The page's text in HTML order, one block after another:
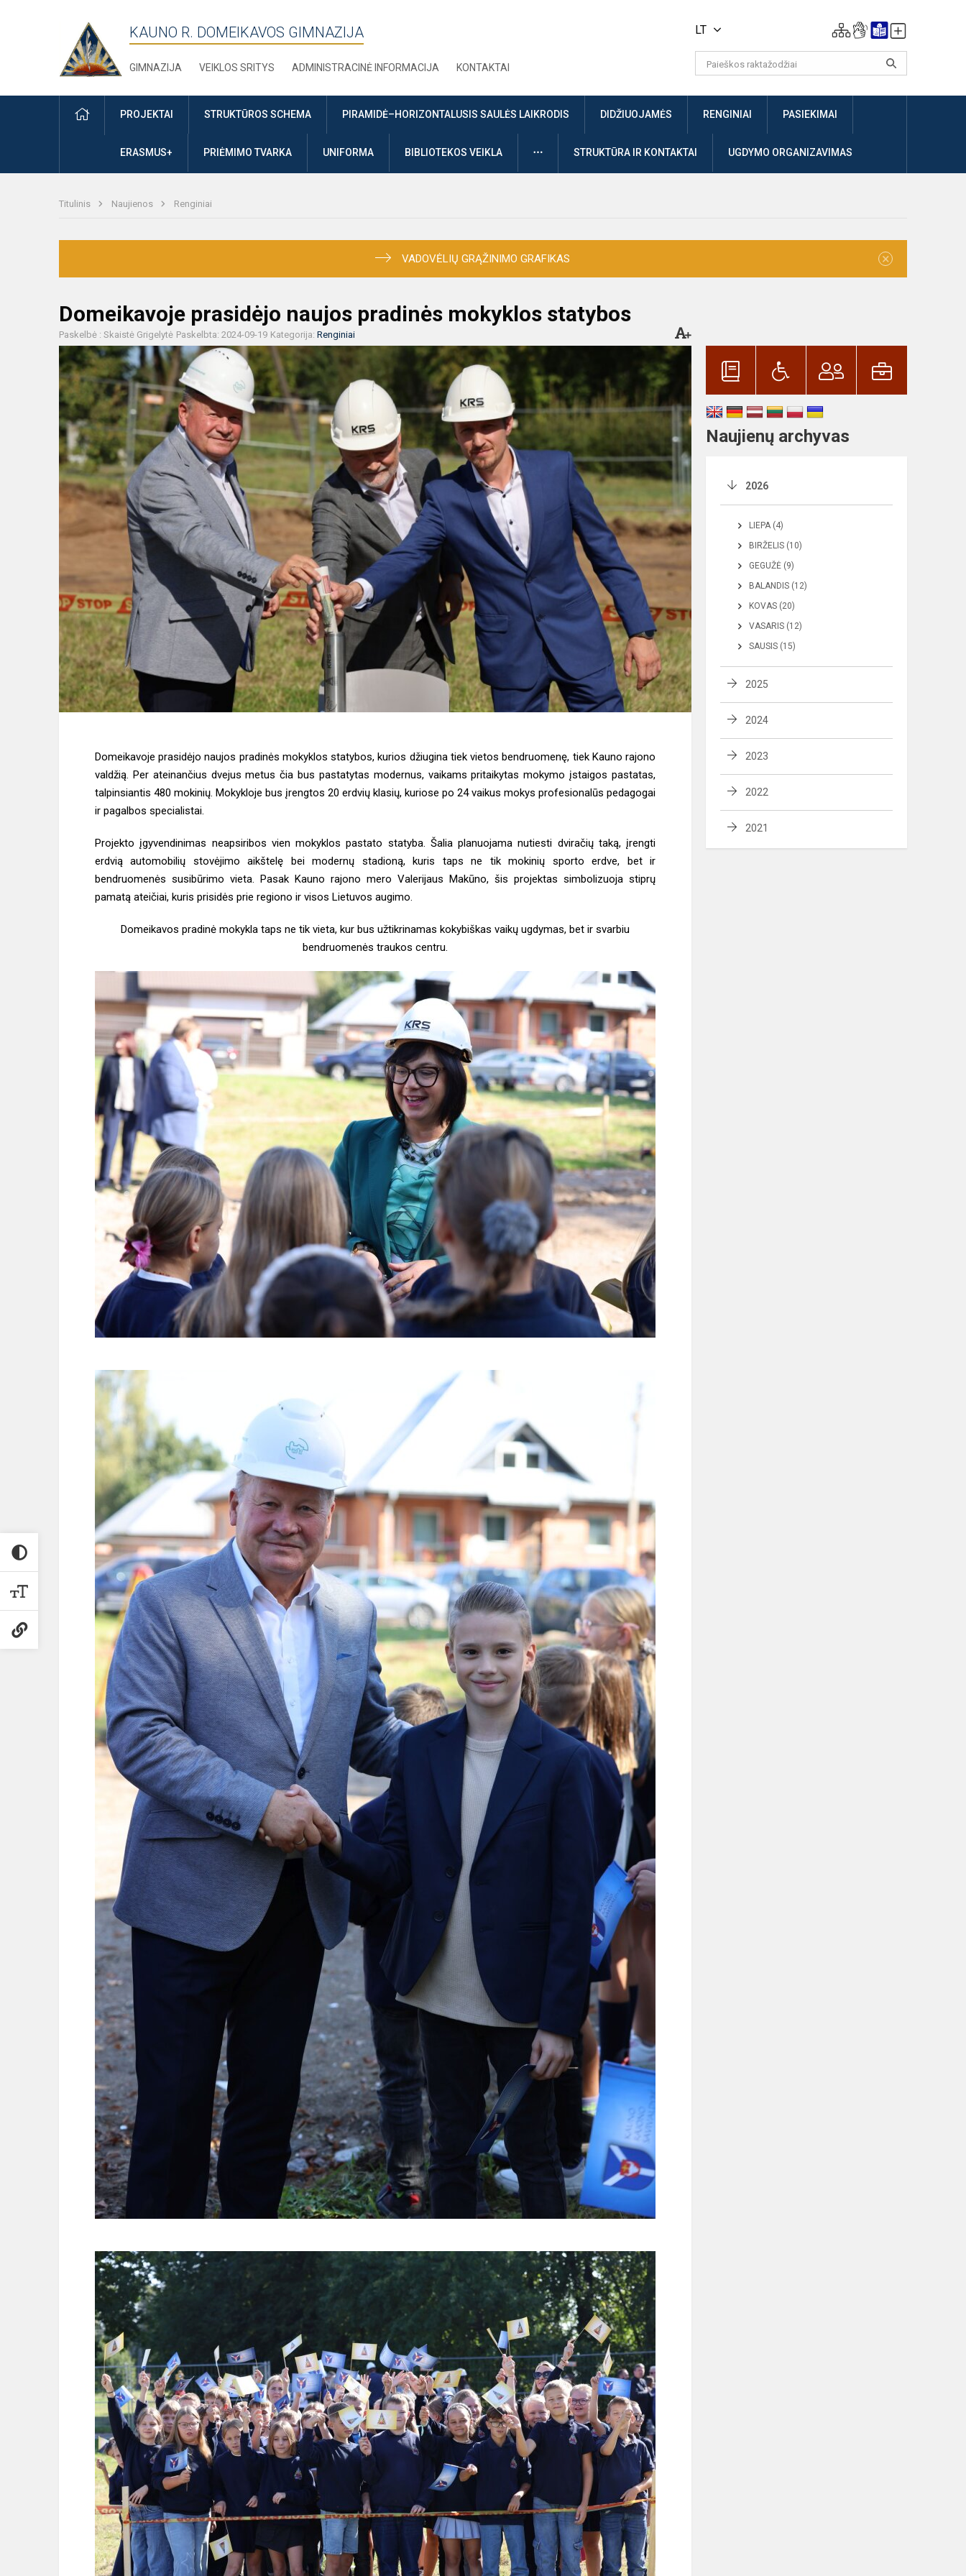
KAUNO R. DOMEIKAVOS GIMNAZIJA
GIMNAZIJA VEIKLOS SRITYS ADMINISTRACINĖ INFORMACIJA KONTAKTAI
LT
PRADŽIAPROJEKTAI STRUKTŪROS SCHEMA PIRAMIDĖ–HORIZONTALUSIS SAULĖS LAIKRODIS DIDŽIUOJAMĖS RENGINIAI PASIEKIMAI
ERASMUS+ PRIĖMIMO TVARKA UNIFORMA BIBLIOTEKOS VEIKLA DAUGIAUSTRUKTŪRA IR KONTAKTAI UGDYMO ORGANIZAVIMAS
Titulinis Naujienos Renginiai
VADOVĖLIŲ GRĄŽINIMO GRAFIKAS ×
Domeikavoje prasidėjo naujos pradinės mokyklos statybos
Paskelbė : Skaistė Grigelytė Paskelbta: 2024-09-19 Kategorija: Renginiai
Domeikavoje prasidėjo naujos pradinės mokyklos statybos, kurios džiugina tiek vietos bendruomenę, tiek Kauno rajono
valdžią. Per ateinančius dvejus metus čia bus pastatytas modernus, vaikams pritaikytas mokymo įstaigos pastatas,
talpinsiantis 480 mokinių. Mokykloje bus įrengtos 20 erdvių klasių, kuriose po 24 vaikus mokys profesionalūs pedagogai
ir pagalbos specialistai.
Projekto įgyvendinimas neapsiribos vien mokyklos pastato statyba. Šalia planuojama nutiesti dviračių taką, įrengti
erdvią automobilių stovėjimo aikštelę bei modernų stadioną, kuris taps ne tik mokinių sporto erdve, bet ir
bendruomenės susibūrimo vieta. Pasak Kauno rajono mero Valerijaus Makūno, šis projektas simbolizuoja stiprų
pamatą ateičiai, kuris prisidės prie regiono ir visos Lietuvos augimo.
Domeikavos pradinė mokykla taps ne tik vieta, kur bus užtikrinamas kokybiškas vaikų ugdymas, bet ir svarbiu
bendruomenės traukos centru.
Naujienų archyvas
2026
LIEPA (4)
BIRŽELIS (10)
GEGUŽĖ (9)
BALANDIS (12)
KOVAS (20)
VASARIS (12)
SAUSIS (15)
2025
2024
2023
2022
2021